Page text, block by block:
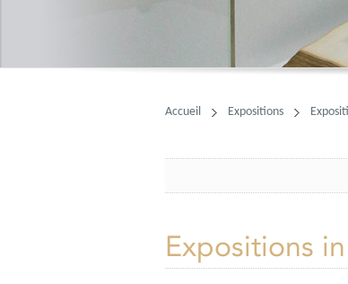
Accueil Expositions
Expositions